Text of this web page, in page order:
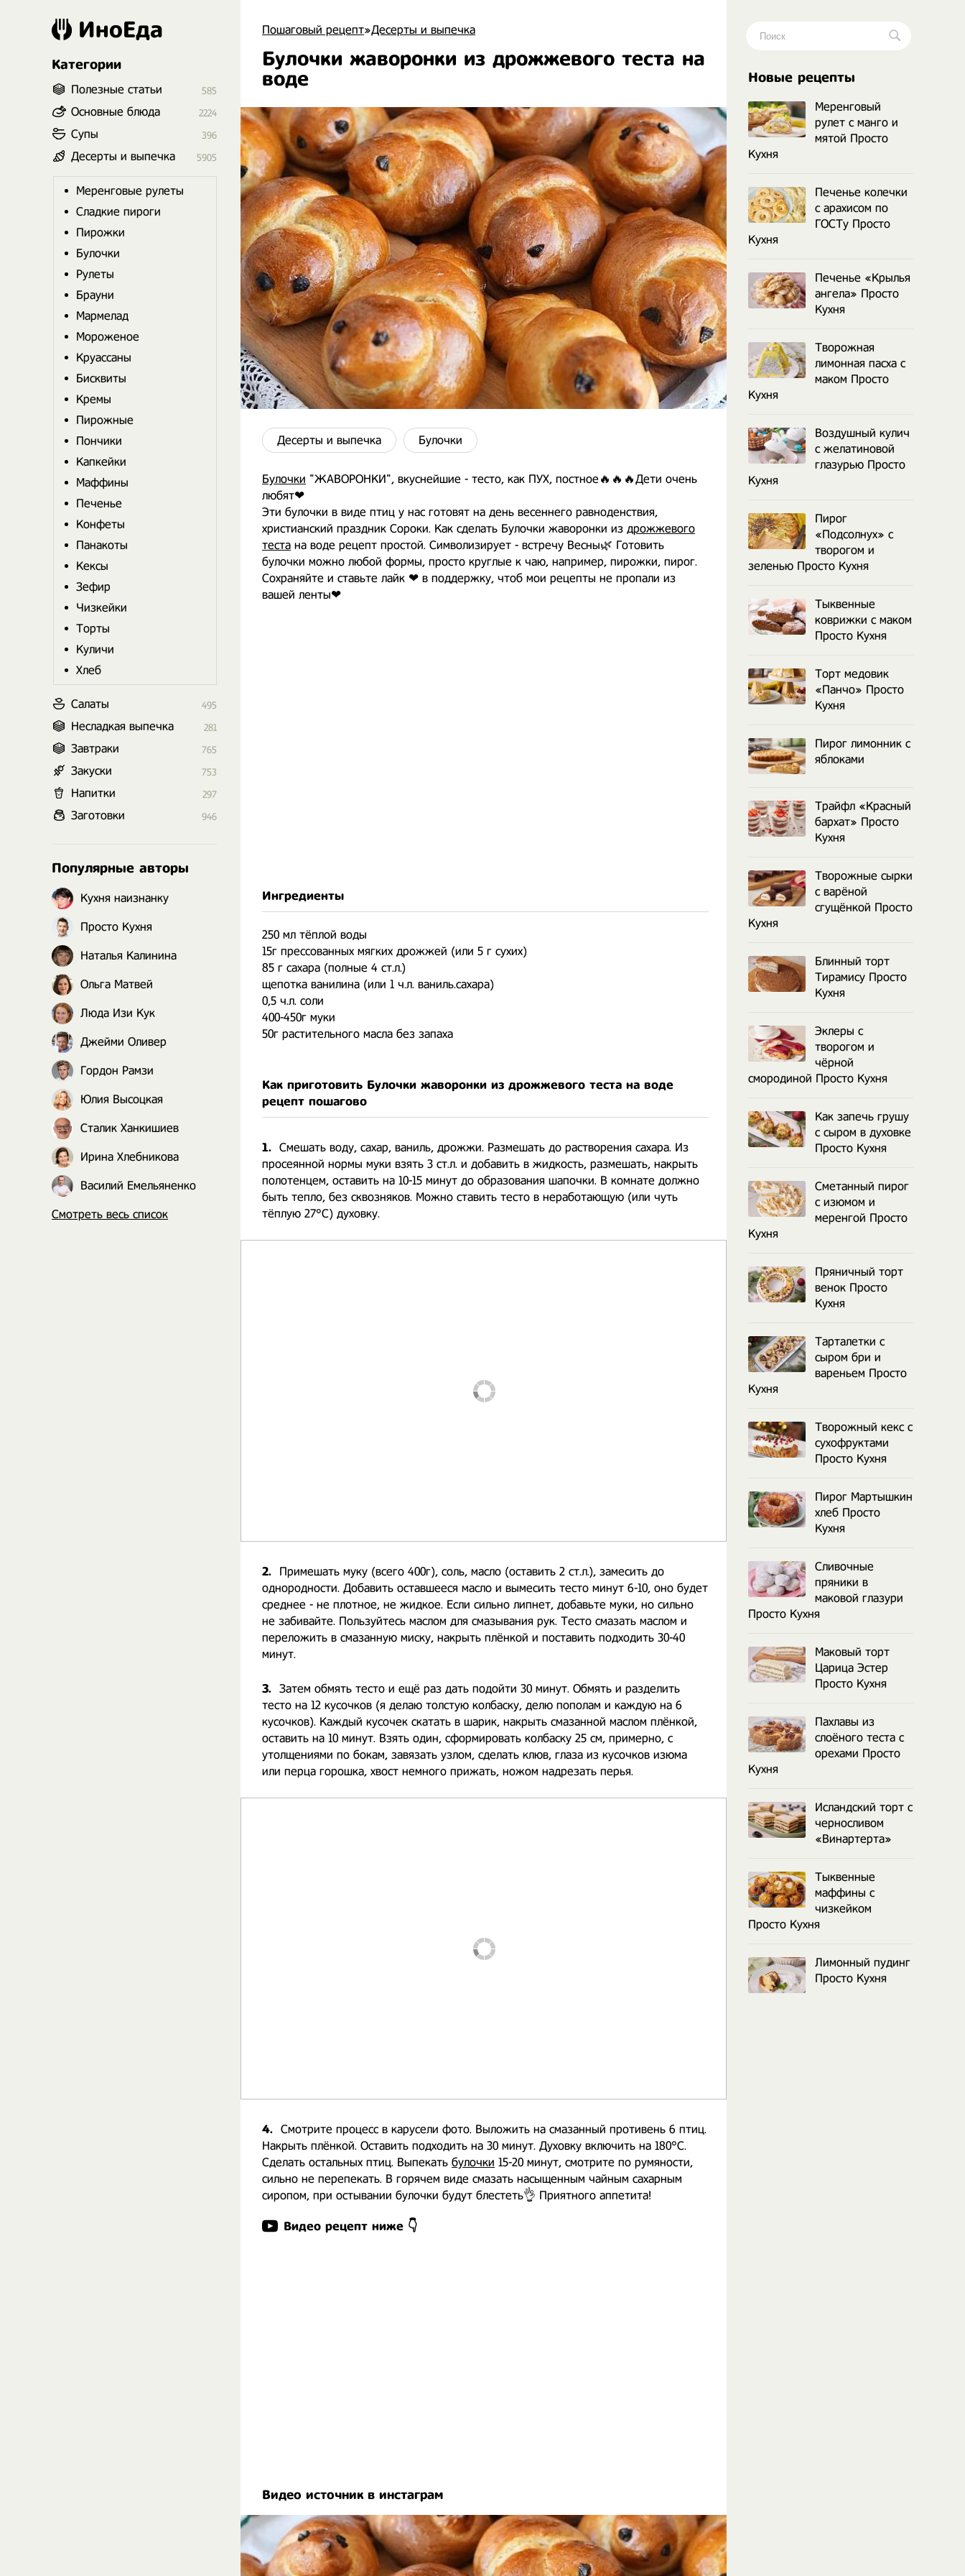
Пошаговый рецепт»Десерты и выпечка
Булочки жаворонки из дрожжевого теста на
воде
Десерты и выпечка Булочки
Булочки "ЖАВОРОНКИ", вкуснейшие - тесто, как ПУХ, постное🔥🔥🔥Дети очень
любят❤
Эти булочки в виде птиц у нас готовят на день весеннего равноденствия,
христианский праздник Сороки. Как сделать Булочки жаворонки из дрожжевого
теста на воде рецепт простой. Символизирует - встречу Весны🌿 Готовить
булочки можно любой формы, просто круглые к чаю, например, пирожки, пирог.
Сохраняйте и ставьте лайк ❤ в поддержку, чтоб мои рецепты не пропали из
вашей ленты❤
Ингредиенты
250 мл тёплой воды
15г прессованных мягких дрожжей (или 5 г сухих)
85 г сахара (полные 4 ст.л.)
щепотка ванилина (или 1 ч.л. ваниль.сахара)
0,5 ч.л. соли
400-450г муки
50г растительного масла без запаха
Как приготовить Булочки жаворонки из дрожжевого теста на воде
рецепт пошагово
1. Смешать воду, сахар, ваниль, дрожжи. Размешать до растворения сахара. Из
просеянной нормы муки взять 3 ст.л. и добавить в жидкость, размешать, накрыть
полотенцем, оставить на 10-15 минут до образования шапочки. В комнате должно
быть тепло, без сквозняков. Можно ставить тесто в неработающую (или чуть
тёплую 27°С) духовку.
2.
Примешать муку (всего 400г), соль, масло (оставить 2 ст.л.), замесить до
однородности. Добавить оставшееся масло и вымесить тесто минут 6-10, оно будет
среднее - не плотное, не жидкое. Если сильно липнет, добавьте муки, но сильно
не забивайте. Пользуйтесь маслом для смазывания рук. Тесто смазать маслом и
переложить в смазанную миску, накрыть плёнкой и поставить подходить 30-40
минут.
3. Затем обмять тесто и ещё раз дать подойти 30 минут. Обмять и разделить
тесто на 12 кусочков (я делаю толстую колбаску, делю пополам и каждую на 6
кусочков). Каждый кусочек скатать в шарик, накрыть смазанной маслом плёнкой,
оставить на 10 минут. Взять один, сформировать колбаску 25 см, примерно, с
утолщениями по бокам, завязать узлом, сделать клюв, глаза из кусочков изюма
или перца горошка, хвост немного прижать, ножом надрезать перья.
4. Смотрите процесс в карусели фото. Выложить на смазанный противень 6 птиц.
Накрыть плёнкой. Оставить подходить на 30 минут. Духовку включить на 180°С.
Сделать остальных птиц. Выпекать булочки 15-20 минут, смотрите по румяности,
сильно не перепекать. В горячем виде смазать насыщенным чайным сахарным
сиропом, при остывании булочки будут блестеть👌 Приятного аппетита!
Видео рецепт ниже 👇
Видео источник в инстаграм
ИноЕда
Категории
Полезные статьи 585
Основные блюда 2224
Супы 396
Десерты и выпечка 5905
Меренговые рулеты
Сладкие пироги
Пирожки
Булочки
Рулеты
Брауни
Мармелад
Мороженое
Круассаны
Бисквиты
Кремы
Пирожные
Пончики
Капкейки
Маффины
Печенье
Конфеты
Панакоты
Кексы
Зефир
Чизкейки
Торты
Куличи
Хлеб
Салаты 495
Несладкая выпечка 281
Завтраки 765
Закуски 753
Напитки 297
Заготовки 946
Популярные авторы
Кухня наизнанку
Просто Кухня
Наталья Калинина
Ольга Матвей
Люда Изи Кук
Джейми Оливер
Гордон Рамзи
Юлия Высоцкая
Сталик Ханкишиев
Ирина Хлебникова
Василий Емельяненко
Смотреть весь список
Новые рецепты
Меренговый
рулет с манго и
мятой Просто
Кухня
Печенье колечки
с арахисом по
ГОСТу Просто
Кухня
Печенье «Крылья
ангела» Просто
Кухня
Творожная
лимонная пасха с
маком Просто
Кухня
Воздушный кулич
с желатиновой
глазурью Просто
Кухня
Пирог
«Подсолнух» с
творогом и
зеленью Просто Кухня
Тыквенные
коврижки с маком
Просто Кухня
Торт медовик
«Панчо» Просто
Кухня
Пирог лимонник с
яблоками
Трайфл «Красный
бархат» Просто
Кухня
Творожные сырки
с варёной
сгущёнкой Просто
Кухня
Блинный торт
Тирамису Просто
Кухня
Эклеры с
творогом и
чёрной
смородиной Просто Кухня
Как запечь грушу
с сыром в духовке
Просто Кухня
Сметанный пирог
с изюмом и
меренгой Просто
Кухня
Пряничный торт
венок Просто
Кухня
Тарталетки с
сыром бри и
вареньем Просто
Кухня
Творожный кекс с
сухофруктами
Просто Кухня
Пирог Мартышкин
хлеб Просто
Кухня
Сливочные
пряники в
маковой глазури
Просто Кухня
Маковый торт
Царица Эстер
Просто Кухня
Пахлавы из
слоёного теста с
орехами Просто
Кухня
Исландский торт с
черносливом
«Винартерта»
Тыквенные
маффины с
чизкейком
Просто Кухня
Лимонный пудинг
Просто Кухня